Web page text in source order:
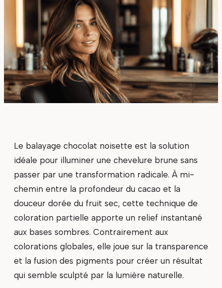
Le balayage chocolat noisette est la solution
idéale pour illuminer une chevelure brune sans
passer par une transformation radicale. À mi-
chemin entre la profondeur du cacao et la
douceur dorée du fruit sec, cette technique de
coloration partielle apporte un relief instantané
aux bases sombres. Contrairement aux
colorations globales, elle joue sur la transparence
et la fusion des pigments pour créer un résultat
qui semble sculpté par la lumière naturelle.